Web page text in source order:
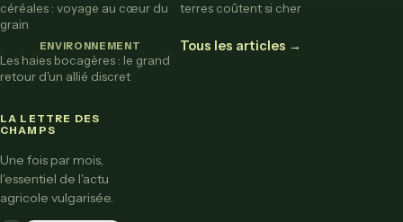
céréales : voyage au cœur du
grain
terres coûtent si cher
ENVIRONNEMENT
Les haies bocagères : le grand
retour d'un allié discret
Tous les articles →
LA LETTRE DES
CHAMPS
Une fois par mois,
l'essentiel de l'actu
agricole vulgarisée.